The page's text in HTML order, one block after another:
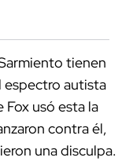
tienen
espectro autista
usó esta la
contra él,
una disculpa.